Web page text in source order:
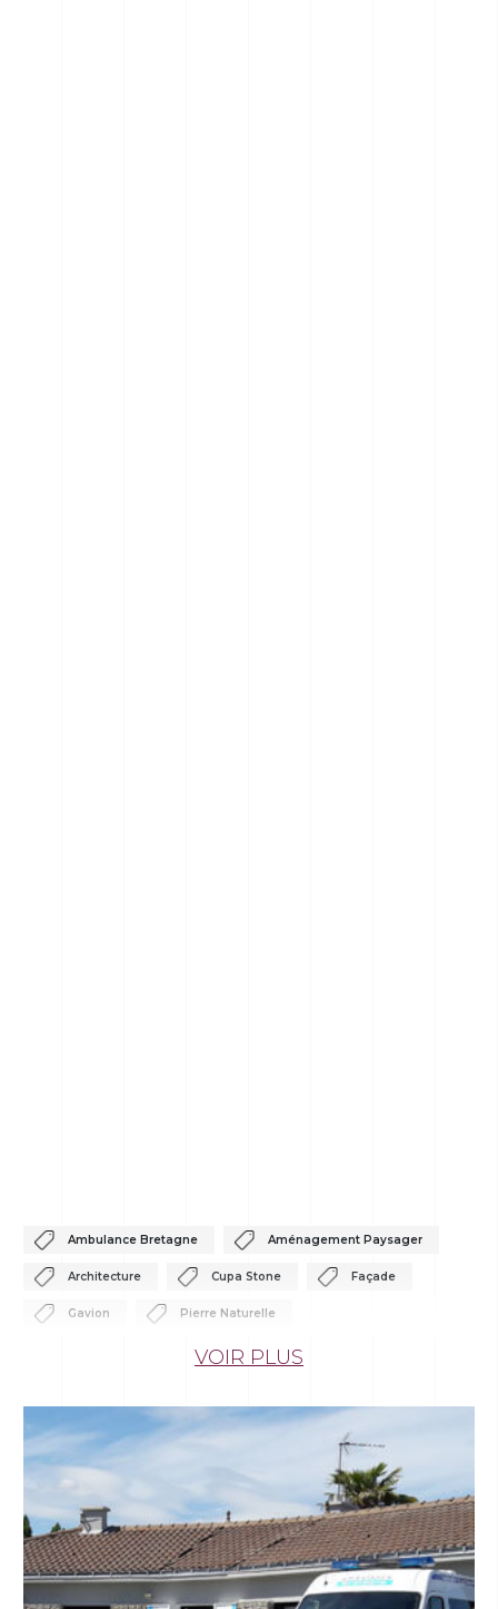
Ambulance Bretagne Aménagement Paysager
Architecture Cupa Stone Façade
Gavion Pierre Naturelle
Aménagement Paysager Bretagne
Sol
Façade
Habitat Habitat Durable Pierre Naturelle
Rothéneuf Stonepanel Sylvestre
VOIR PLUS